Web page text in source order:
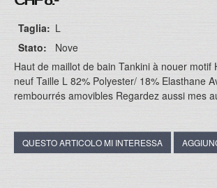
Taglia: L
Stato:
Nove
Haut de maillot de bain Tankini à nouer motif
neuf Taille L 82% Polyester/ 18% Elasthane
rembourrés amovibles Regardez aussi mes
QUESTO ARTICOLO MI INTERESSA